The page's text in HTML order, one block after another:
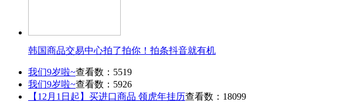
韩国商品交易中心拍了拍你！拍条抖音就有机
我们9岁啦~查看数：5519
我们9岁啦~查看数：5926
【12月1日起】买进口商品 领虎年挂历查看数：18099